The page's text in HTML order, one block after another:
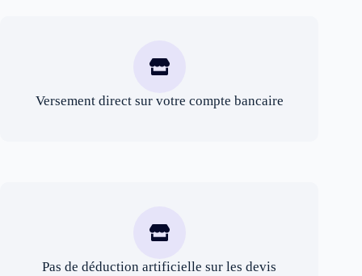
Versement direct sur votre compte bancaire
Pas de déduction artificielle sur les devis